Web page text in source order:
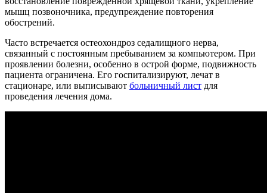
мышц позвоночника, предупреждение повторения
обострений.
Часто встречается остеохондроз седалищного нерва,
связанный с постоянным пребыванием за компьютером. При
проявлении болезни, особенно в острой форме, подвижность
пациента ограничена. Его госпитализируют, лечат в
стационаре, или выписывают больничный лист для
проведения лечения дома.